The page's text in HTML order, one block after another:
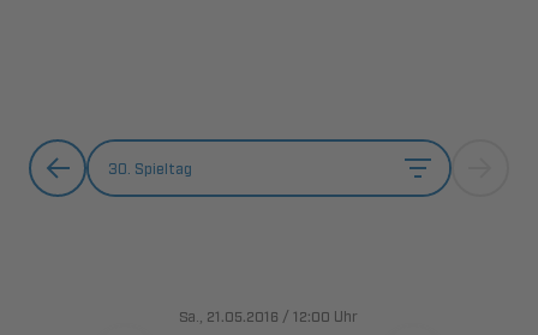
30. Spieltag
.,  / Uhr